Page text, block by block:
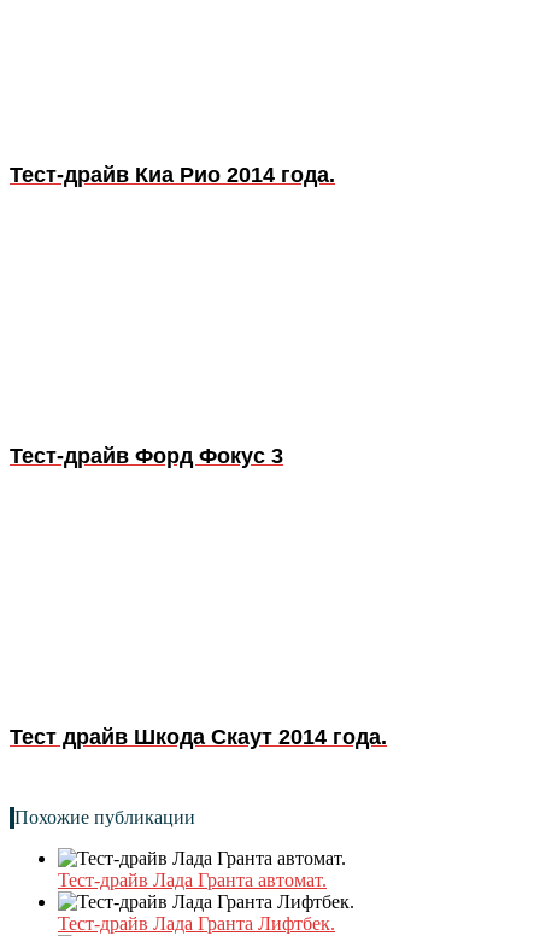
Тест-драйв Киа Рио 2014 года.
Тест-драйв Форд Фокус 3
Тест драйв Шкода Скаут 2014 года.
Похожие публикации
Тест-драйв Лада Гранта автомат.
Тест-драйв Лада Гранта Лифтбек.